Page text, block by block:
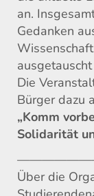
an.
Gedanken
Die
Bürger dazu
„Komm
Solidarität
Über die